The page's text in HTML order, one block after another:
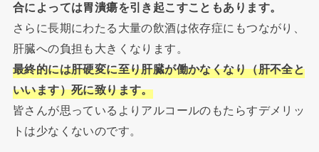
合によっては胃潰瘍を引き起こすこともあります。
さらに長期にわたる大量の飲酒は依存症にもつながり、
肝臓への負担も大きくなります。
最終的には肝硬変に至り肝臓が働かなくなり（肝不全と
いいます）死に致ります。
皆さんが思っているよりアルコールのもたらすデメリッ
トは少なくないのです。